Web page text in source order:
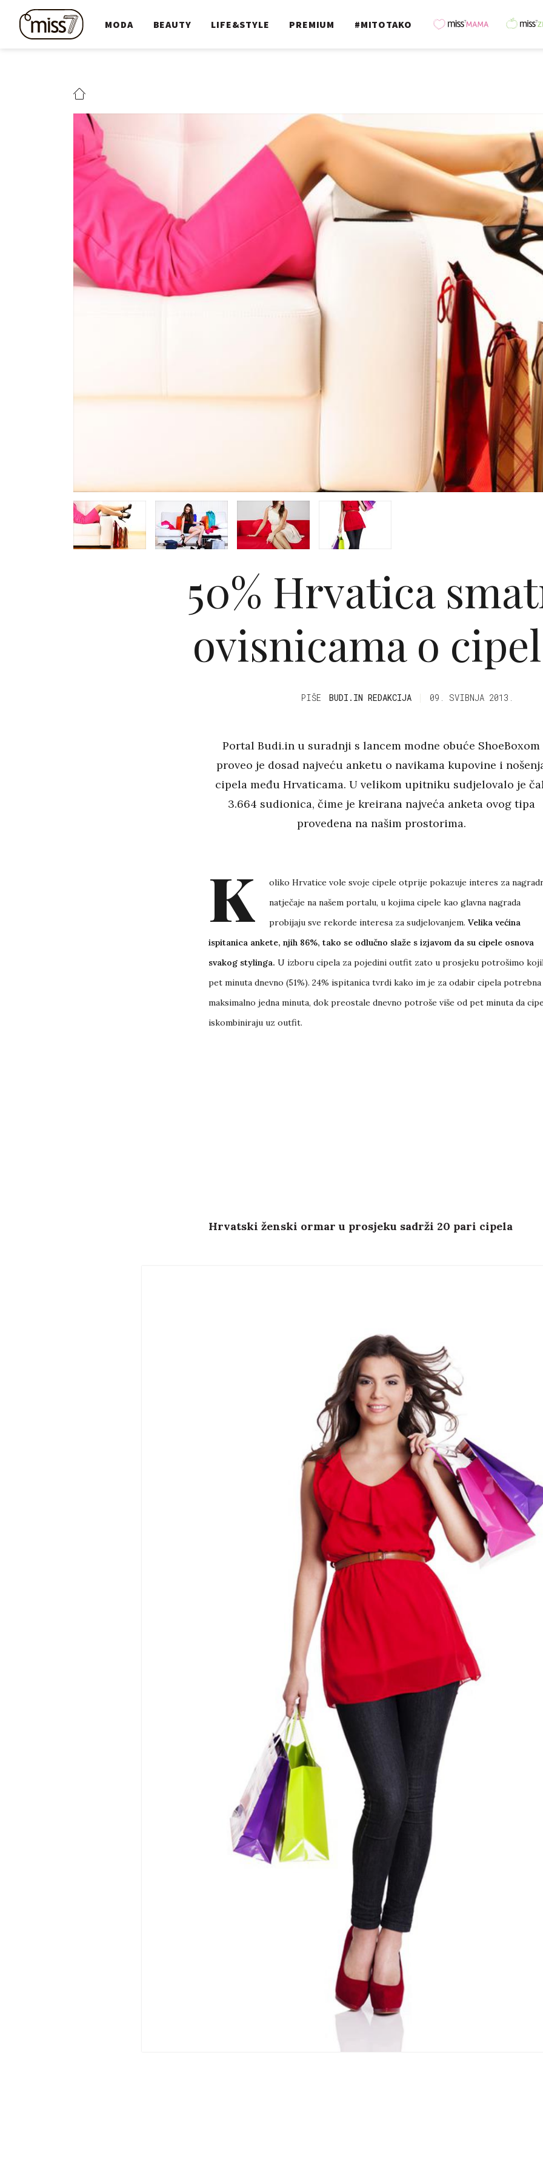
MODA BEAUTY LIFE&STYLE PREMIUM #MITOTAKO
50% Hrvatica
ovisnicama o
PIŠE BUDI.IN REDAKCIJA 09. SVIBNJA 2013.
Portal Budi.in u suradnji s lancem modne obuće ShoeBoxom
proveo je dosad najveću anketu o navikama kupovine i
cipela među Hrvaticama. U velikom upitniku sudjelovalo je
3.664 sudionica, čime je kreirana najveća anketa ovog tipa
provedena na našim prostorima.
K
oliko Hrvatice vole svoje cipele otprije pokazuje interes za
natječaje na našem portalu, u kojima cipele kao glavna nagrada
probijaju sve rekorde interesa za sudjelovanjem.Velika većina
ispitanica ankete, njih 86%, tako se odlučno slaže s izjavom da su cipele osnova
svakog stylinga. U izboru cipela za pojedini outfit zato u prosjeku potrošimo
pet minuta dnevno (51%). 24% ispitanica tvrdi kako im je za odabir cipela potrebna
maksimalno jedna minuta, dok preostale dnevno potroše više od pet minuta da
iskombiniraju uz outfit.
Hrvatski ženski ormar u prosjeku sadrži 20 pari cipela